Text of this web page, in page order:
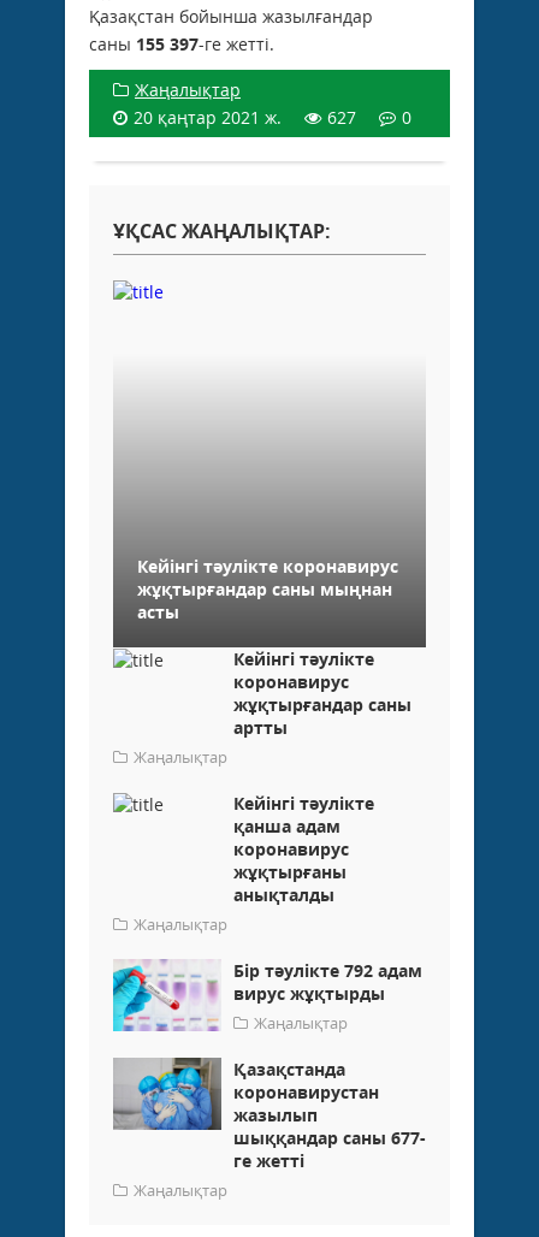
Қазақстан бойынша жазылғандар
саны 155 397-ге жетті.
Жаңалықтар
20 қаңтар 2021 ж.
627 0
ҰҚСАС ЖАҢАЛЫҚТАР:
Кейінгі тәулікте коронавирус
жұқтырғандар саны мыңнан
асты
Кейінгі тәулікте
коронавирус
жұқтырғандар саны
артты
Жаңалықтар
Кейінгі тәулікте
қанша адам
коронавирус
жұқтырғаны
анықталды
Жаңалықтар
Бір тәулікте 792 адам
вирус жұқтырды
Жаңалықтар
Қазақстанда
коронавирустан
жазылып
шыққандар саны 677-
ге жетті
Жаңалықтар